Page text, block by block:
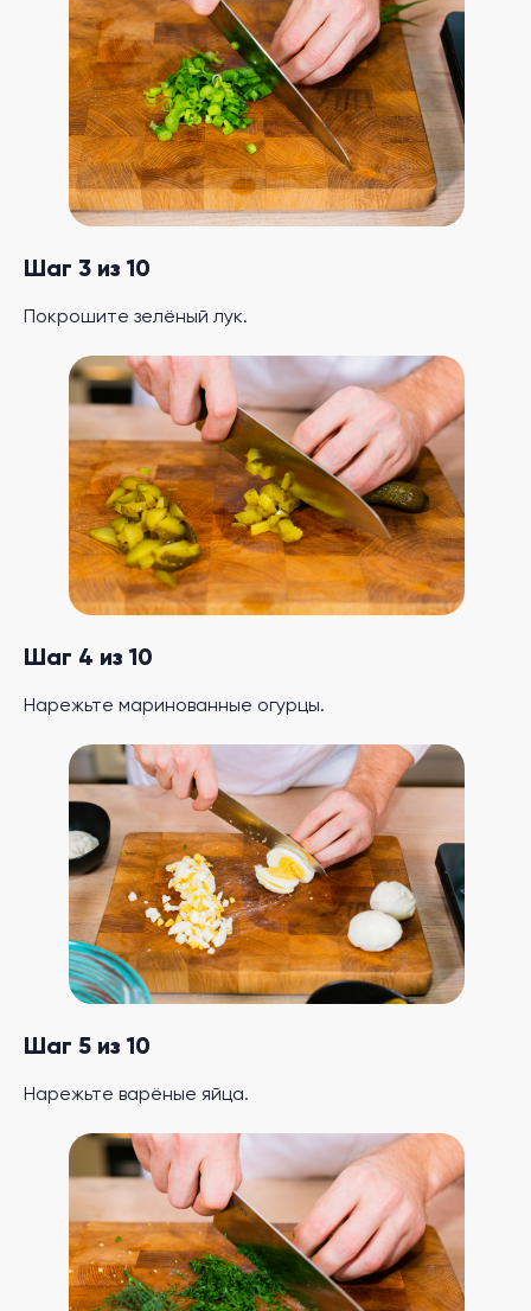
Шаг 3 из 10
Покрошите зелёный лук.
Шаг 4 из 10
Нарежьте маринованные огурцы.
Шаг 5 из 10
Нарежьте варёные яйца.